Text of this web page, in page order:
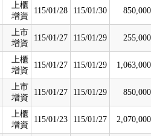
上櫃
增資
115/01/28 115/01/30 850,000
上市
增資
115/01/27 115/01/29 255,000
上櫃
增資
115/01/27 115/01/29 1,063,000
上市
增資
115/01/27 115/01/29 850,000
上櫃
增資
115/01/23 115/01/27 2,070,000